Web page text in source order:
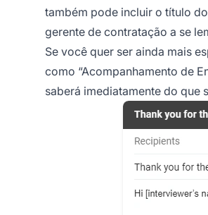
também pode incluir o título
gerente de contratação a se
Se você quer ser ainda mais
como “Acompanhamento de
saberá imediatamente do que